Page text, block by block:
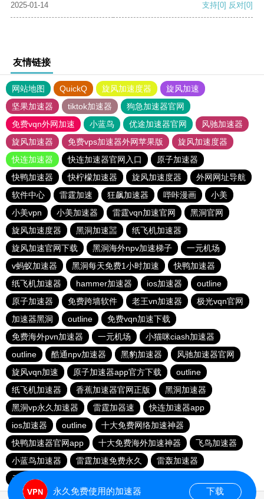
2025-01-14 支持[0] 反对[0]
友情链接
网站地图 QuickQ 旋风加速度器
旋风加速
坚果加速器
tiktok加速器
狗急加速器官网
免费vqn外网加速
小蓝鸟 优途加速器官网
风驰加速器
旋风加速器
免费vps加速器外网苹果版
旋风加速度器
快连加速器
快连加速器官网入口
原子加速器
快鸭加速器
快柠檬加速器 旋风加速度器
外网网址导航
软件中心
雷霆加速 狂飙加速器 哔咔漫画
小美
小美vpn
小美加速器 雷霆vqn加速官网
黑洞官网
旋风加速度器
黑洞加速噐
纸飞机加速器
旋风加速官网下载
黑洞海外npv加速梯子
一元机场
v蚂蚁加速器
黑洞每天免费1小时加速
快鸭加速器
纸飞机加速器
hammer加速器 ios加速器
outline
原子加速器
免费跨墙软件 老王vn加速器
极光vqn官网
加速器黑洞
outline
免费vqn加速下载
免费海外pvn加速器
一元机场
小猫咪ciash加速器
outline
酷通npv加速器 黑豹加速器
风驰加速器官网
旋风vqn加速
原子加速器app官方下载
outline
纸飞机加速器
香蕉加速器官网正版
黑洞加速器
黑洞vp永久加速器
雷霆加器速
快连加速器app
ios加速器
outline
十大免费网络加速神器
快鸭加速器官网app
十大免费海外加速神器
飞鸟加速器
小蓝鸟加速器
雷霆加速免费永久
雷轰加速器
云帆加速器
永久免费使用的加速器 下载